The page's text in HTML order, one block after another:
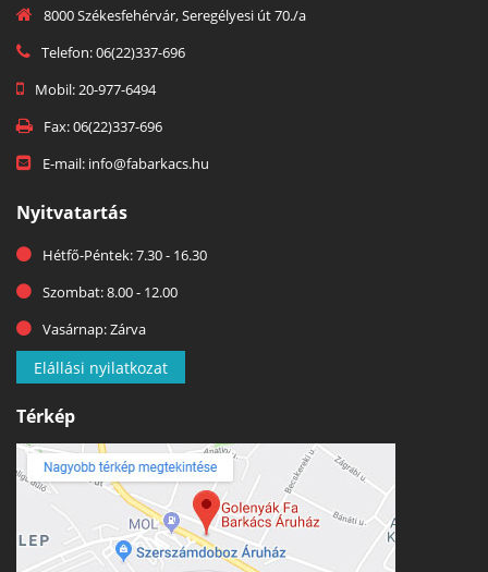
8000 Székesfehérvár, Seregélyesi út 70./a
Telefon: 06(22)337-696
Mobil: 20-977-6494
Fax: 06(22)337-696
E-mail: info@fabarkacs.hu
Nyitvatartás
Hétfő-Péntek: 7.30 - 16.30
Szombat: 8.00 - 12.00
Vasárnap: Zárva
Elállási nyilatkozat
Térkép